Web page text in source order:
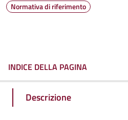
Normativa di riferimento
INDICE DELLA PAGINA
Descrizione